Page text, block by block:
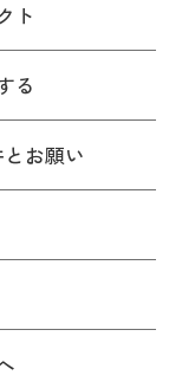
ト
る
お願い